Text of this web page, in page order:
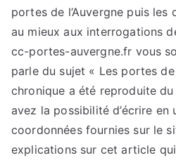
portes de l’Auvergne puis
au mieux aux interrogations
cc-portes-auvergne.fr vous
parle du sujet « Les portes de
chronique a été reproduite
avez la possibilité d’écrire en
coordonnées fournies sur le
explications sur cet article